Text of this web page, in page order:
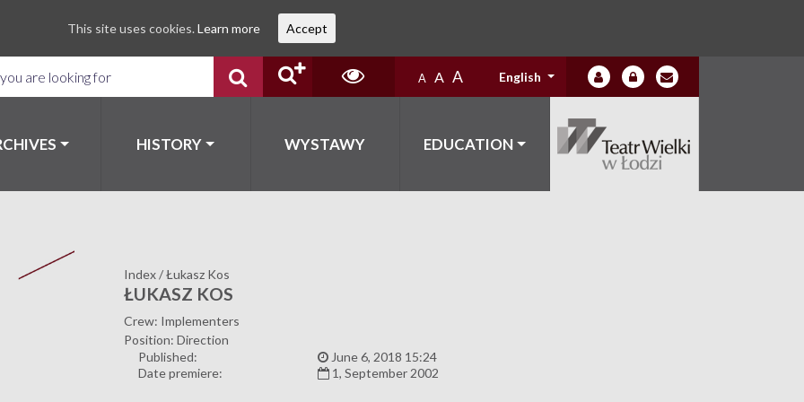
A A A English
HISTORY WYSTAWY EDUCATION
Index/Łukasz Kos
ŁUKASZ KOS
Crew: Implementers
Position: Direction
Published:
June 6, 2018 15:24
Date premiere:
1, September 2002
This site uses cookies. Learn more Accept